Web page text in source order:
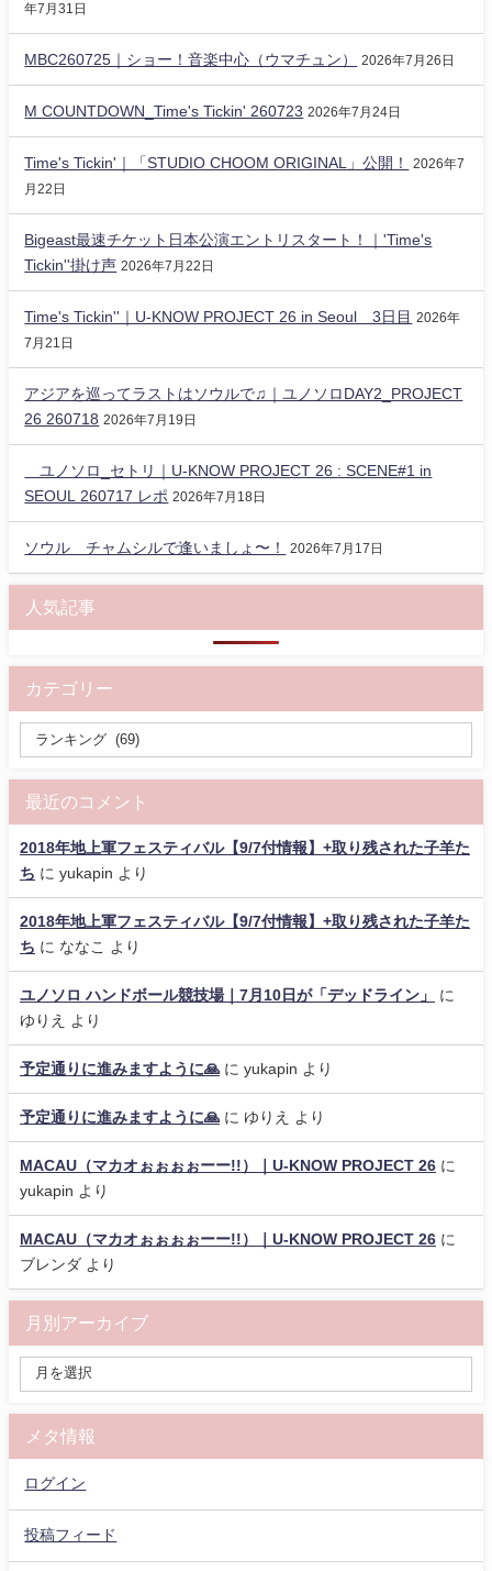
年7月31日
MBC260725｜ショー！音楽中心（ウマチュン） 2026年7月26日
M COUNTDOWN_Time's Tickin' 260723 2026年7月24日
Time's Tickin'｜「STUDIO CHOOM ORIGINAL」公開！
2026年7
月22日
Bigeast最速チケット日本公演エントリスタート！｜'Time's
Tickin''掛け声 2026年7月22日
Time's Tickin''｜U-KNOW PROJECT 26 in Seoul 3日目
2026年
7月21日
アジアを巡ってラストはソウルで♫｜ユノソロDAY2_PROJECT
26 260718 2026年7月19日
ユノソロ_セトリ｜U-KNOW PROJECT 26 : SCENE#1 in
SEOUL 260717 レポ 2026年7月18日
ソウル チャムシルで逢いましょ〜！ 2026年7月17日
人気記事
カテゴリー
最近のコメント
2018年地上軍フェスティバル【9/7付情報】+取り残された子羊た
ち に yukapin より
2018年地上軍フェスティバル【9/7付情報】+取り残された子羊た
ち に ななこ より
ユノソロ ハンドボール競技場｜7月10日が「デッドライン」
に
ゆりえ
より
予定通りに進みますように🙏 に yukapin より
予定通りに進みますように🙏 に ゆりえ より
MACAU（マカオぉぉぉぉーー!!）｜U-KNOW PROJECT 26 に
yukapin より
MACAU（マカオぉぉぉぉーー!!）｜U-KNOW PROJECT 26 に
ブレンダ より
月別アーカイブ
メタ情報
ログイン
投稿フィード